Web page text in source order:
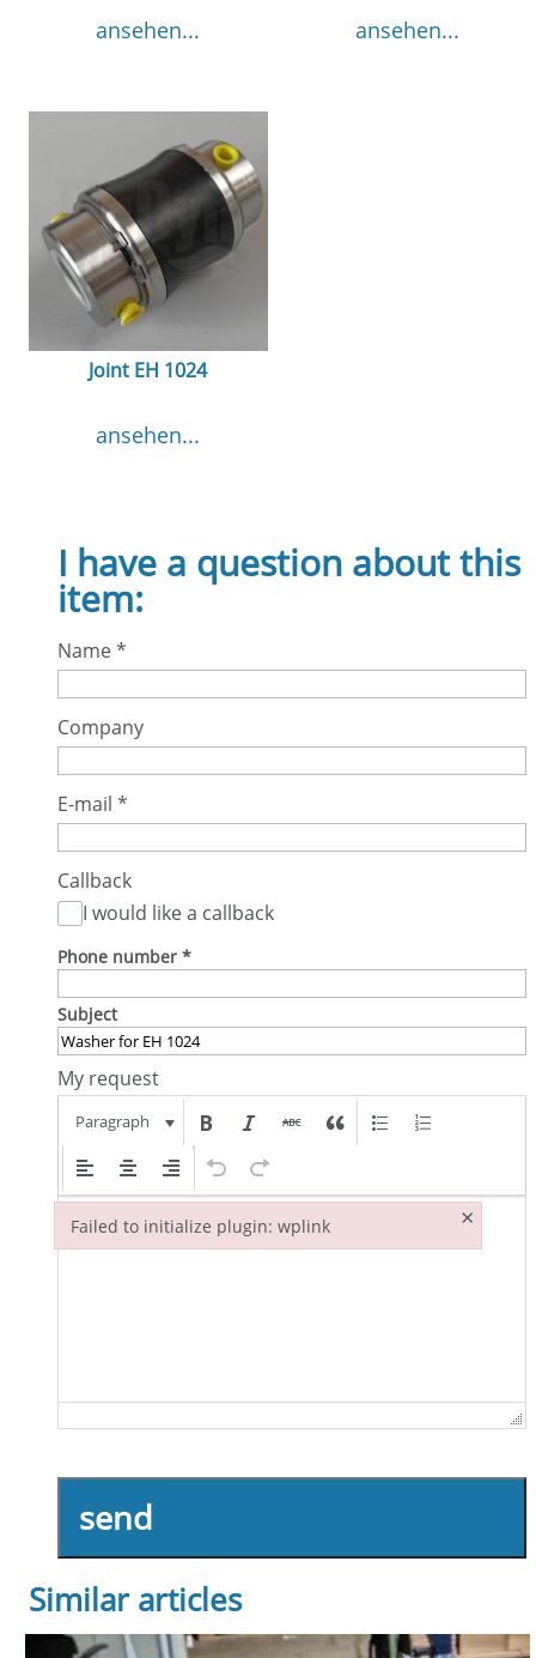
ansehen... ansehen...
Joint EH 1024
ansehen...
I have a question about this
item:
Name*
Company
E-mail *
Callback
I would like a callback
Phone number *
Subject
My request
Paragraph
send
Similar articles
Failed to initialize plugin: wplink ×
Failed to initialize plugin: wplink